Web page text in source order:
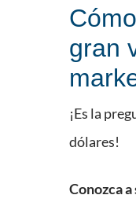
gran
¡Es la
dólares!
Conozca